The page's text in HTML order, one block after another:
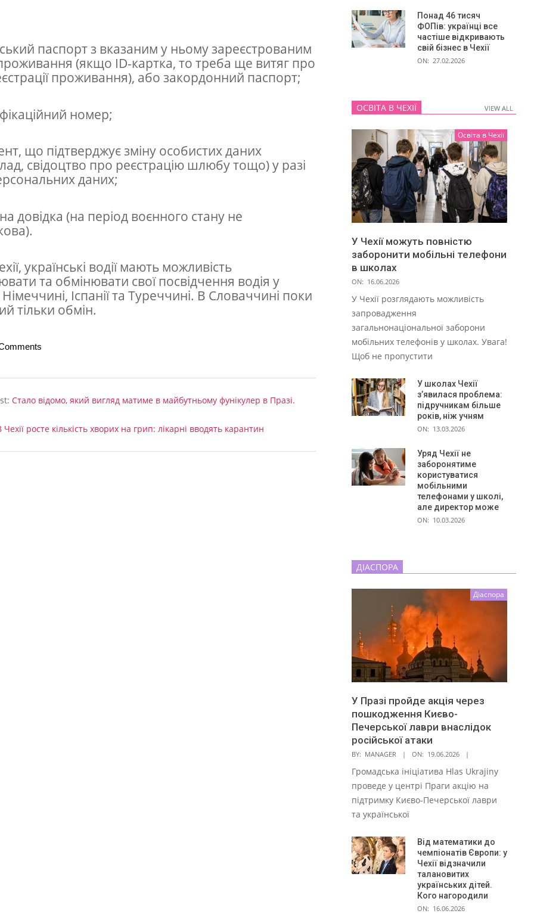
паспорт з вказаним у ньому зареєстрованим
(якщо ID-картка, то треба ще витяг про
проживання), або закордонний паспорт;
номер;
що підтверджує зміну особистих даних
свідоцтво про реєстрацію шлюбу тощо) у разі
даних;
довідка (на період воєнного стану не
українські водії мають можливість
та обмінювати свої посвідчення водія у
Іспанії та Туреччині. В Словаччині поки
тільки обмін.
Стало відомо, який вигляд матиме в майбутньому фунікулер в Празі.
Чехії росте кількість хворих на грип: лікарні вводять карантин
Понад 46 тисяч
ФОПів: українці все
частіше відкривають
свій бізнес в Чехії
ON: 27.02.2026
ОСВІТА В ЧЕХІЇ VIEW ALL
Освіта в Чехії
У Чехії можуть повністю
заборонити мобільні телефони
в школах
ON: 16.06.2026
У Чехії розглядають можливість
запровадження
загальнонаціональної заборони
мобільних телефонів у школах. Увага!
Щоб не пропустити
У школах Чехії
з’явилася проблема:
підручникам більше
років, ніж учням
ON: 13.03.2026
Уряд Чехії не
заборонятиме
користуватися
мобільними
телефонами у школі,
але директор може
ON: 10.03.2026
VIEW ALL
ДІАСПОРА
Діаспора
У Празі пройде акція через
пошкодження Києво-
Печерської лаври внаслідок
російської атаки
BY: MANAGER ON: 19.06.2026
Громадська ініціатива Hlas Ukrajiny
проведе у центрі Праги акцію на
підтримку Києво-Печерської лаври
та української
Від математики до
чемпіонатів Європи: у
Чехії відзначили
талановитих
українських дітей.
Кого нагородили
ON: 16.06.2026